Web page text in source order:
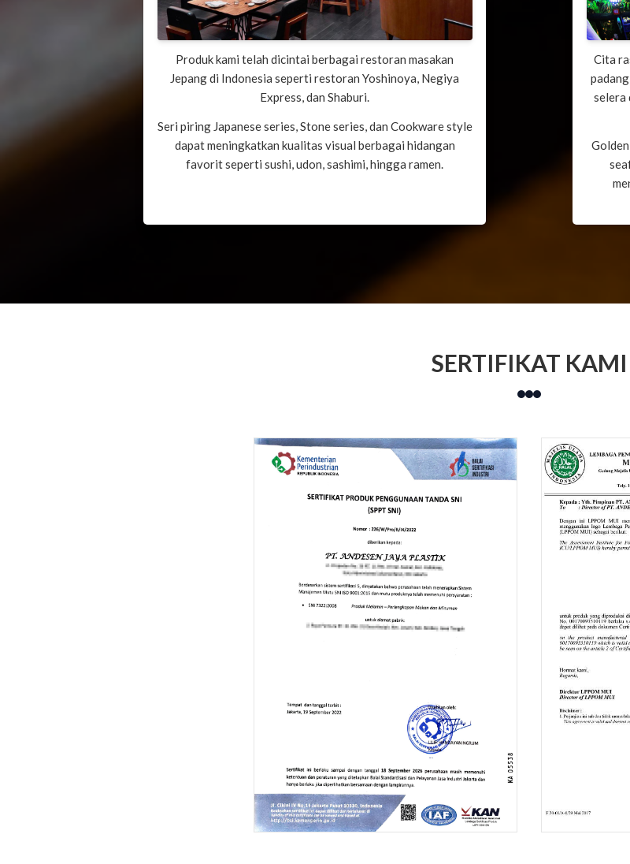
Produk kami telah dicintai berbagai restoran masakan
Jepang di Indonesia seperti restoran Yoshinoya, Negiya
Express, dan Shaburi.
Seri piring Japanese series, Stone series, dan Cookware style
dapat meningkatkan kualitas visual berbagai hidangan
favorit seperti sushi, udon, sashimi, hingga ramen.
Cita
selera
SERTIFIKAT KAMI